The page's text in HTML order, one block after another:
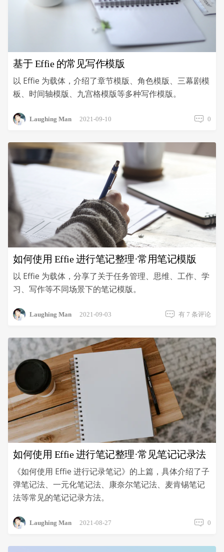
基于 Effie 的常见写作模版
以 Effie 为载体，介绍了章节模版、角色模版、三幕剧模
板、时间轴模版、九宫格模版等多种写作模版。
Laughing Man 2021-09-10 0
如何使用 Effie 进行笔记整理·常用笔记模版
以 Effie 为载体，分享了关于任务管理、思维、工作、学
习、写作等不同场景下的笔记模版。
Laughing Man 2021-09-03
如
用
Effie
进
行
笔
记
整
理
常
用
笔
记
模
有 7 条评论
如何使用 Effie 进行笔记整理·常见笔记记录法
《如何使用 Effie 进行记录笔记》的上篇，具体介绍了子
弹笔记法、一元化笔记法、康奈尔笔记法、麦肯锡笔记
法等常见的笔记记录方法。
Laughing Man 2021-08-27 0